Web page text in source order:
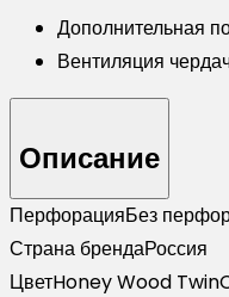
Дополнительная
Вентиляция
Описание
ПерфорацияБез
Страна брендаРоссия
ЦветHoney Wood